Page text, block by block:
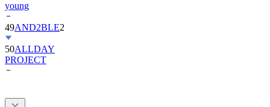
49AND2BLE
50ALLDAY
PROJECT